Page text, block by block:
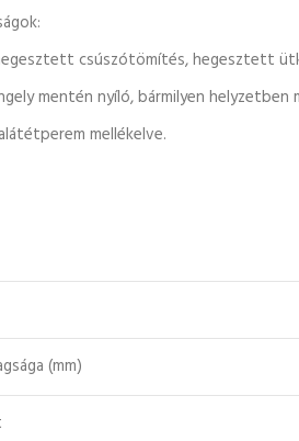
csúszótömítés, hegesztett
mentén nyíló, bármilyen helyzetben
mellékelve.
(mm)